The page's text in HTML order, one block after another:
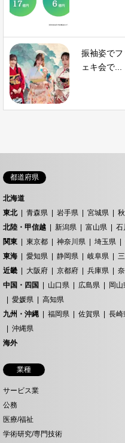
振袖姿で
ェキ会で...
都道府県
北海道
東北
青森県 岩手県 宮城県
北陸・甲信越
新潟県 富山県 石
関東
東京都 神奈川県 埼玉県
東海
愛知県 静岡県 岐阜県
近畿
大阪府 京都府 兵庫県
中国・四国
山口県 広島県 岡山
愛媛県
高知県
九州・沖縄
福岡県 佐賀県 長崎
沖縄県
海外
業種
サービス業
公務
医療/福祉
学術研究/専門技術